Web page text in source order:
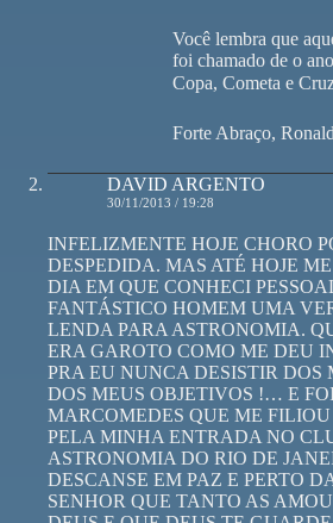
Você lembra que
foi chamado de o
Copa, Cometa e
Forte Abraço,
DAVID ARGENTO
30/11/2013 / 19:28
INFELIZMENTE HOJE CHORO
DESPEDIDA. MAS ATÉ HOJE
DIA EM QUE CONHECI
FANTÁSTICO HOMEM UMA
LENDA PARA ASTRONOMIA.
ERA GAROTO COMO ME DEU
PRA EU NUNCA DESISTIR DOS
DOS MEUS OBJETIVOS !… E
MARCOMEDES QUE ME
PELA MINHA ENTRADA NO
ASTRONOMIA DO RIO DE
DESCANSE EM PAZ E PERTO
SENHOR QUE TANTO AS